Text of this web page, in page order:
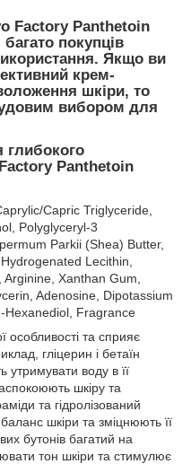
Factory Panthetoin
покупців
Якщо ви
крем-
шкіри, то
вибором для
Panthetoin
Capric Triglyceride,
Polyglyceryl-3
Parkii (Shea) Butter,
Lecithin,
Xanthan Gum,
Adenosine, Dipotassium
Hexanediol, Fragrance
особливості та сприяє
гліцерин і бетаїн
утримувати воду в її
шкіру та
та гідролізований
шкіри та зміцнюють її
бутонів багатий на
тон шкіри та стимулює